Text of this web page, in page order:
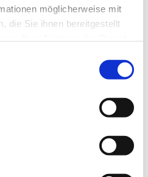
möglicherweise mit
die Sie ihnen bereitgestellt